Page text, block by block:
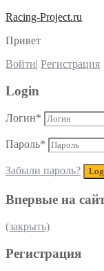
Racing-Project.ru
Привет
Войти| Регистрация
Login
Логин*
Пароль*
Забыли пароль?
Впервые на
(закрыть)
Регистрация